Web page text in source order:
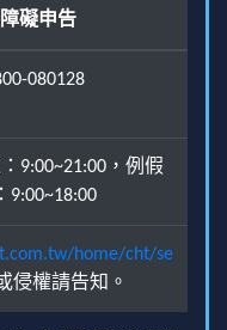
礙申告
080128
9:00~21:00，例假
9:00~18:00
home/cht/se
侵權請告知。